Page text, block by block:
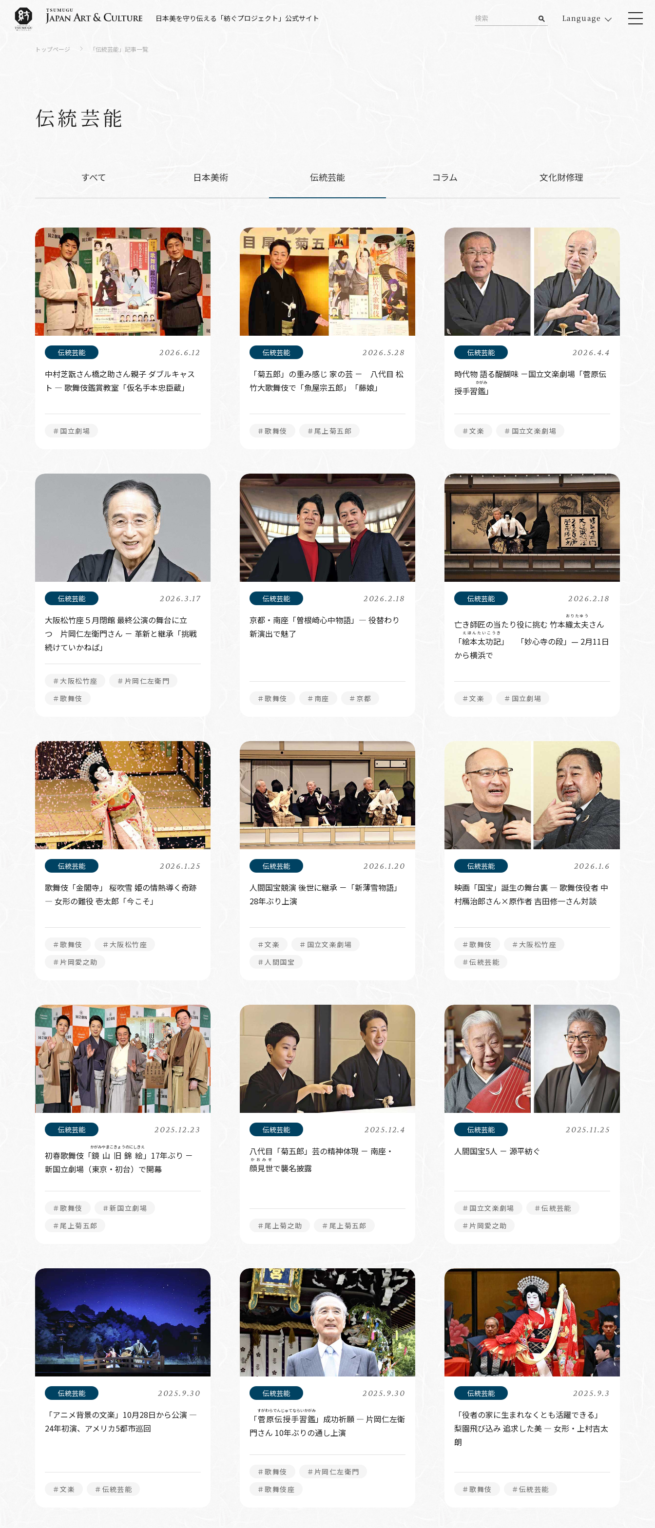
日本美を守り伝える「紡ぐプロジェクト」公式サイト Language
トップページ 「伝統芸能 」記事一覧
伝統芸能
すべて 日本美術 伝統芸能 コラム 文化財修理
2026.6.12
中村芝翫さん橋之助さん親子 ダブルキャス
ト — 歌舞伎鑑賞教室「仮名手本忠臣蔵」
＃国立劇場
2026.5.28
「菊五郎」の重み感じ 家の芸 － 八代目 松
竹大歌舞伎で「魚屋宗五郎」「藤娘」
＃歌舞伎 ＃尾上菊五郎
2026.4.4
時代物 語る醍醐味 －国立文楽劇場「菅原伝
授手習鑑
かがみ
」
＃文楽 ＃国立文楽劇場
2026.3.17
大阪松竹座５月閉館 最終公演の舞台に立
つ 片岡仁左衛門さん － 革新と継承「挑戦
続けていかねば」
＃大阪松竹座
＃片岡仁左衛門
＃歌舞伎
2026.2.18
京都・南座「曽根崎心中物語」— 役替わり
新演出で魅了
＃歌舞伎 ＃南座 ＃京都
2026.2.18
亡き師匠の当たり役に挑む 竹本織太夫
おりたゆう
さん
「絵本太功記
えほんたいこうき
」 「妙心寺の段」— 2月11日
から横浜で
＃文楽 ＃国立劇場
2026.1.25
歌舞伎「金閣寺」 桜吹雪 姫の情熱導く奇跡
― 女形の難役 壱太郎「今こそ」
＃歌舞伎
＃大阪松竹座
＃片岡愛之助
2026.1.20
人間国宝競演 後世に継承 －「新薄雪物語」
28年ぶり上演
＃文楽
＃国立文楽劇場
＃人間国宝
2026.1.6
映画「国宝」誕生の舞台裏 ― 歌舞伎役者 中
村鴈治郎さん×原作者 吉田修一さん対談
＃歌舞伎
＃大阪松竹座
＃伝統芸能
2025.12.23
初春歌舞伎「鏡山旧錦絵
かがみやまこきょうのにしきえ
」17年ぶり －
新国立劇場（東京・初台）で開幕
＃歌舞伎
＃新国立劇場
＃尾上菊五郎
2025.12.4
八代目「菊五郎」芸の精神体現 － 南座・
顔見世
かおみせ
で襲名披露
＃尾上菊之助 ＃尾上菊五郎
2025.11.25
人間国宝5人 － 源平紡ぐ
＃国立文楽劇場
＃伝統芸能
＃片岡愛之助
2025.9.30
「アニメ背景の文楽」10月28日から公演 ―
24年初演、アメリカ5都市巡回
＃文楽 ＃伝統芸能
2025.9.30
「菅原伝授手習鑑
すがわらでんじゅてならいかがみ
」成功祈願 ― 片岡仁左衛
門さん 10年ぶりの通し上演
＃歌舞伎
＃片岡仁左衛門
＃歌舞伎座
2025.9.3
「役者の家に生まれなくとも活躍できる」
梨園飛び込み 追求した美 — 女形・上村吉太
朗
＃歌舞伎 ＃伝統芸能